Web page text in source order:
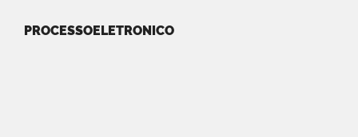
PROCESSOELETRONICO